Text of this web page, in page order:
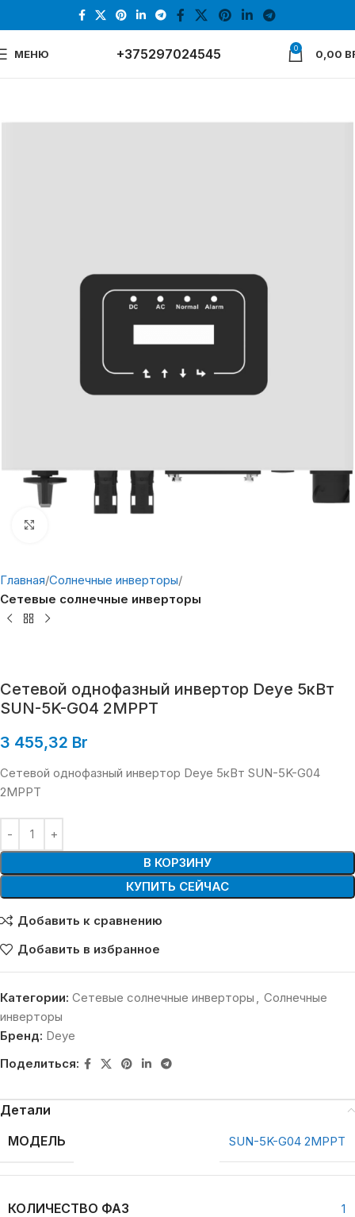
МЕНЮ +375297024545 0 0,00
Главная Солнечные инверторы
Сетевые солнечные инверторы
Сетевой однофазный инвертор Deye 5кВт
SUN-5K-G04 2MPPT
3 455,32 Br
Сетевой однофазный инвертор Deye 5кВт SUN-5K-G04
2MPPT
В КОРЗИНУ
КУПИТЬ СЕЙЧАС
Добавить к сравнению
Добавить в избранное
Категории: Сетевые солнечные инверторы
Солнечные
инверторы
Бренд: Deye
Поделиться:
Детали
МОДЕЛЬ
SUN-5K-G04 2MPPT
КОЛИЧЕСТВО ФАЗ 1